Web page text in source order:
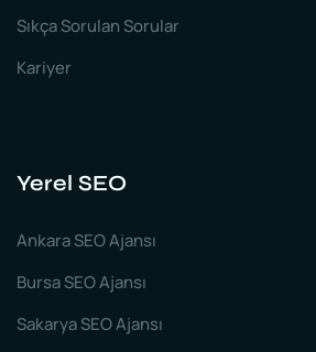
Sıkça Sorulan Sorular
Kariyer
Yerel SEO
Ankara SEO Ajansı
Bursa SEO Ajansı
Sakarya SEO Ajansı